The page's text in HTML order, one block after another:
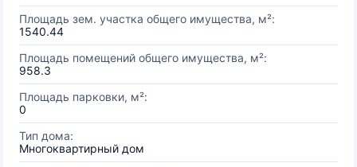
Площадь зем. участка общего имущества, м²:
1540.44
Площадь помещений общего имущества, м²:
958.3
Площадь парковки, м²:
0
Тип дома:
Многоквартирный дом